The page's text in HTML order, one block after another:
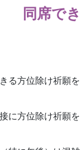
同席で
る方位除け祈願
に方位除け祈願